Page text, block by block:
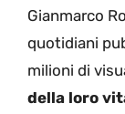
Gianmarco
quotidiani
milioni di
della loro